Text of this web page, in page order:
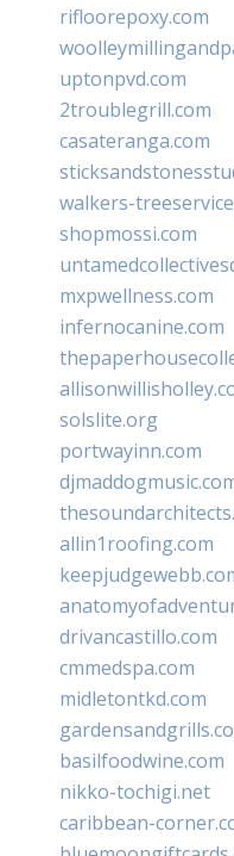
rifloorepoxy.com
uptonpvd.com
2troublegrill.com
casateranga.com
walkers-
shopmossi.com
mxpwellness.com
infernocanine.com
solslite.org
portwayinn.com
allin1roofing.com
drivancastillo.com
cmmedspa.com
midletontkd.com
basilfoodwine.com
nikko-tochigi.net
caribbean-